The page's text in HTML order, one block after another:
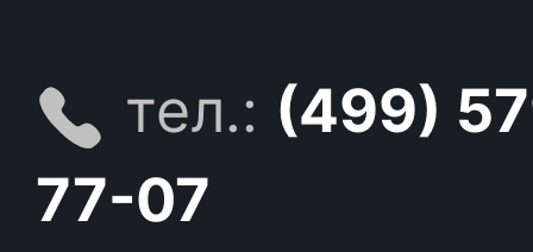
тел.: (499)
77-07